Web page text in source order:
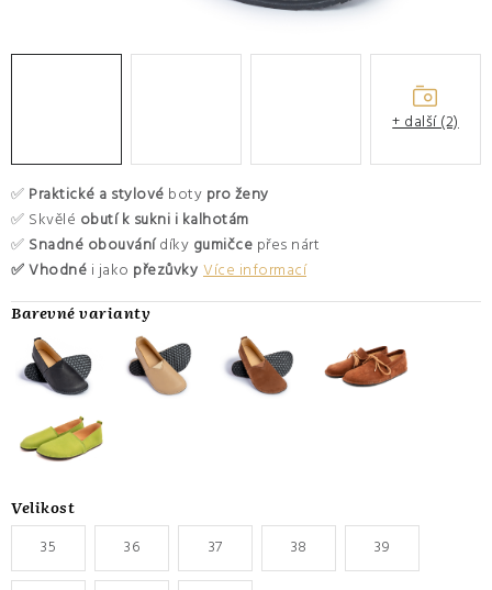
✅ Praktické a stylové boty pro ženy
✅ Skvělé obutí k sukni i kalhotám
✅ Snadné obouvánídíky gumičce přes nárt
✅ Vhodné i jako přezůvky Více informací
Velikost
35
36 37 38 39
+ další (2)